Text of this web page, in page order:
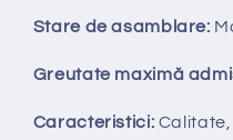
Stare de asamblare:
Greutate maximă
Caracteristici: